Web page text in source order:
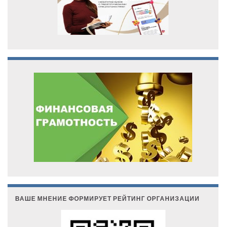
ВАШЕ МНЕНИЕ ФОРМИРУЕТ РЕЙТИНГ ОРГАНИЗАЦИИ